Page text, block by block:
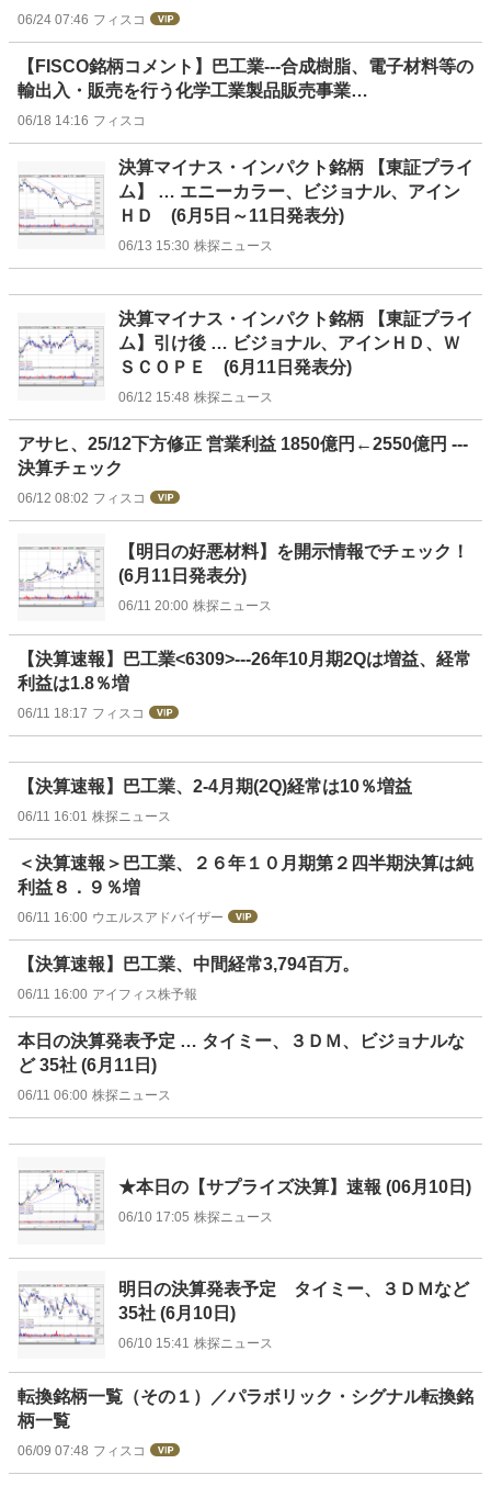
06/24 07:46 フィスコ
【FISCO銘柄コメント】巴工業---合成樹脂、電子材料等の
輸出入・販売を行う化学工業製品販売事業…
06/18 14:16 フィスコ
決算マイナス・インパクト銘柄 【東証プライ
ム】 … エニーカラー、ビジョナル、アイン
ＨＤ (6月5日～11日発表分)
06/13 15:30 株探ニュース
決算マイナス・インパクト銘柄 【東証プライ
ム】引け後 … ビジョナル、アインＨＤ、Ｗ
ＳＣＯＰＥ (6月11日発表分)
06/12 15:48 株探ニュース
アサヒ、25/12下方修正 営業利益 1850億円←2550億円 ---
決算チェック
06/12 08:02 フィスコ
【明日の好悪材料】を開示情報でチェック！
(6月11日発表分)
06/11 20:00 株探ニュース
【決算速報】巴工業<6309>---26年10月期2Qは増益、経常
利益は1.8％増
06/11 18:17 フィスコ
【決算速報】巴工業、2-4月期(2Q)経常は10％増益
06/11 16:01 株探ニュース
＜決算速報＞巴工業、２６年１０月期第２四半期決算は純
利益８．９％増
06/11 16:00 ウエルスアドバイザー
【決算速報】巴工業、中間経常3,794百万。
06/11 16:00 アイフィス株予報
本日の決算発表予定 … タイミー、３ＤＭ、ビジョナルな
ど 35社 (6月11日)
06/11 06:00 株探ニュース
★本日の【サプライズ決算】速報 (06月10日)
06/10 17:05 株探ニュース
明日の決算発表予定 タイミー、３ＤＭなど
35社 (6月10日)
06/10 15:41 株探ニュース
転換銘柄一覧（その１）／パラボリック・シグナル転換銘
柄一覧
06/09 07:48 フィスコ